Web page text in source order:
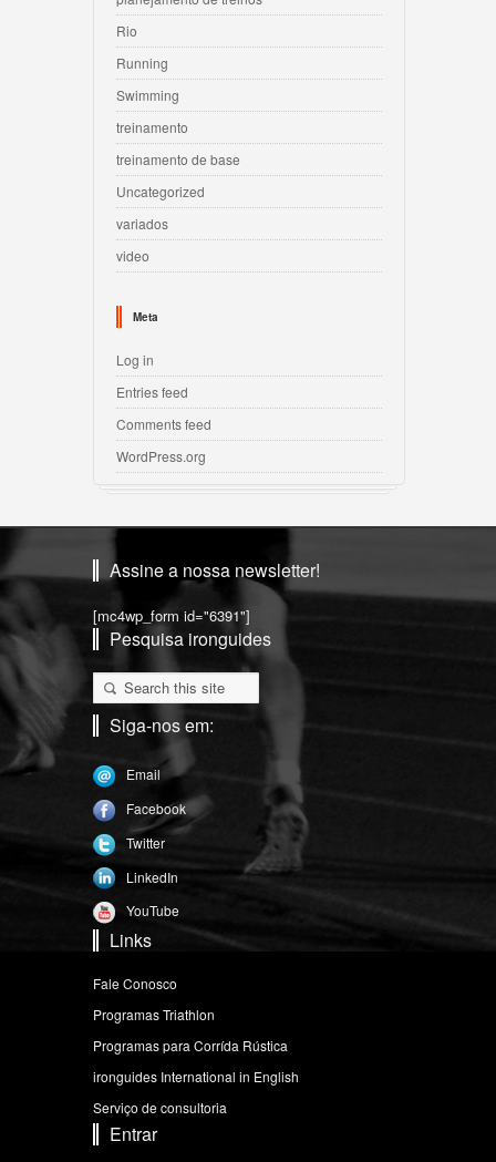
Rio
Running
Swimming
treinamento
treinamento de base
Uncategorized
variados
video
Meta
Log in
Entries feed
Comments feed
WordPress.org
Assine a nossa newsletter!
[mc4wp_form id="6391"]
Pesquisa ironguides
Siga-nos em:
Email
Facebook
Twitter
LinkedIn
YouTube
Links
Fale Conosco
Programas Triathlon
Programas para Corrída Rústica
ironguides International in English
Serviço de consultoria
Entrar